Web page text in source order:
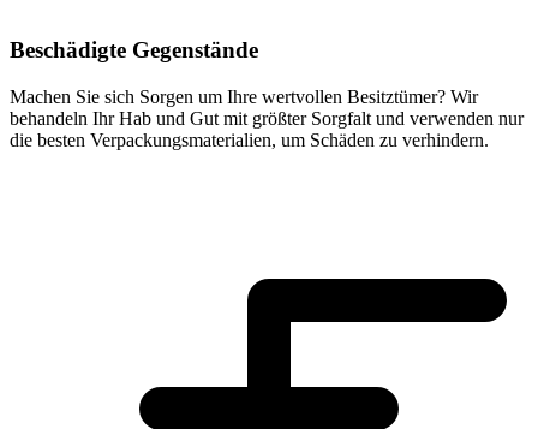
Beschädigte Gegenstände
Machen Sie sich Sorgen um Ihre wertvollen Besitztümer? Wir
behandeln Ihr Hab und Gut mit größter Sorgfalt und verwenden nur
die besten Verpackungsmaterialien, um Schäden zu verhindern.